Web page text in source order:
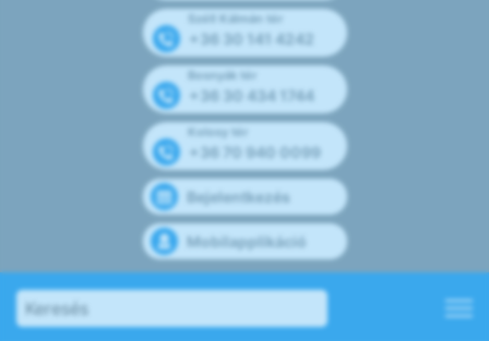
Széll Kálmán tér
+36 30 141 4242
Bosnyák tér
+36 30 434 1744
Kolosy tér
+36 70 940 0099
Bejelentkezés
Mobilapplikáció